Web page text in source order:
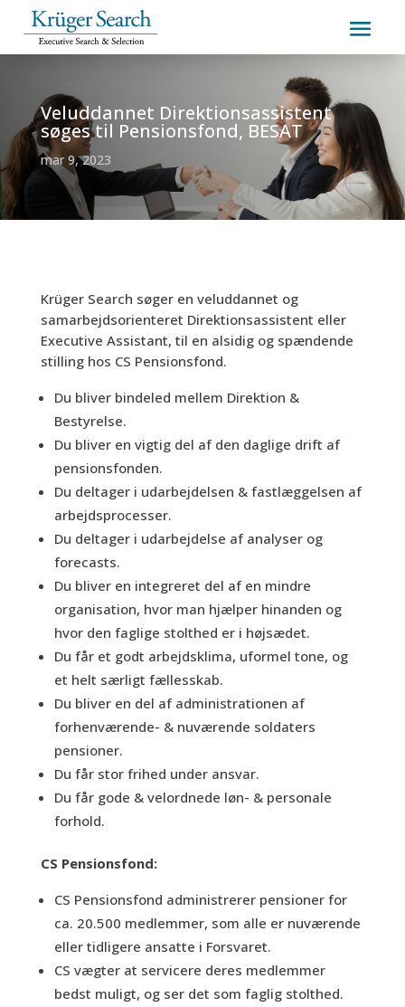
Veluddannet Direktionsassistent
søges til Pensionsfond, BESAT
mar 9, 2023
Krüger Search søger en veluddannet og
samarbejdsorienteret Direktionsassistent eller
Executive Assistant, til en alsidig og spændende
stilling hos CS Pensionsfond.
Du bliver bindeled mellem Direktion &
Bestyrelse.
Du bliver en vigtig del af den daglige drift af
pensionsfonden.
Du deltager i udarbejdelsen & fastlæggelsen af
arbejdsprocesser.
Du deltager i udarbejdelse af analyser og
forecasts.
Du bliver en integreret del af en mindre
organisation, hvor man hjælper hinanden og
hvor den faglige stolthed er i højsædet.
Du får et godt arbejdsklima, uformel tone, og
et helt særligt fællesskab.
Du bliver en del af administrationen af
forhenværende- & nuværende soldaters
pensioner.
Du får stor frihed under ansvar.
Du får gode & velordnede løn- & personale
forhold.
CS Pensionsfond:
CS Pensionsfond administrerer pensioner for
ca. 20.500 medlemmer, som alle er nuværende
eller tidligere ansatte i Forsvaret.
CS vægter at servicere deres medlemmer
bedst muligt, og ser det som faglig stolthed.